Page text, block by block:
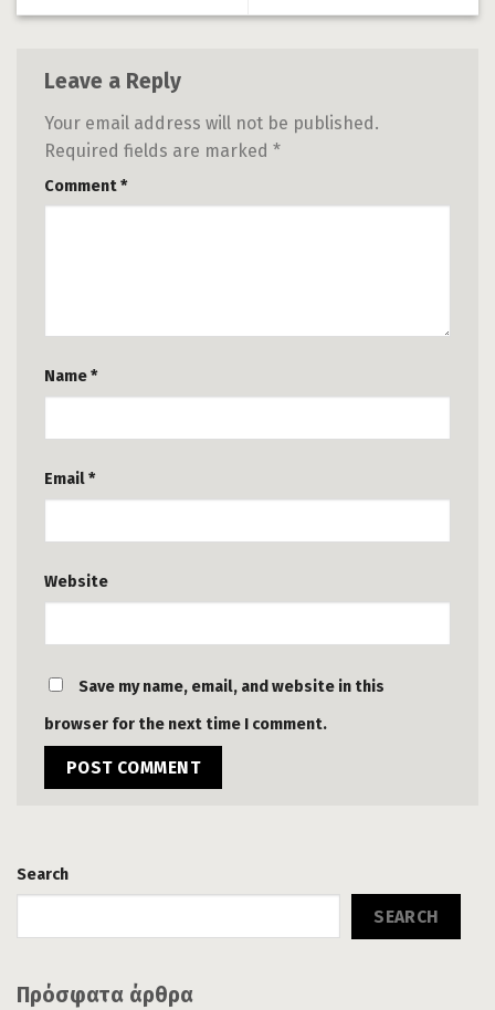
Search
SEARCH
Πρόσφατα άρθρα
Leave a Reply
Your email address will not be published.
Required fields are marked *
Comment*
Name*
Email*
Website
Save my name, email, and website in this
browser for the next time I comment.